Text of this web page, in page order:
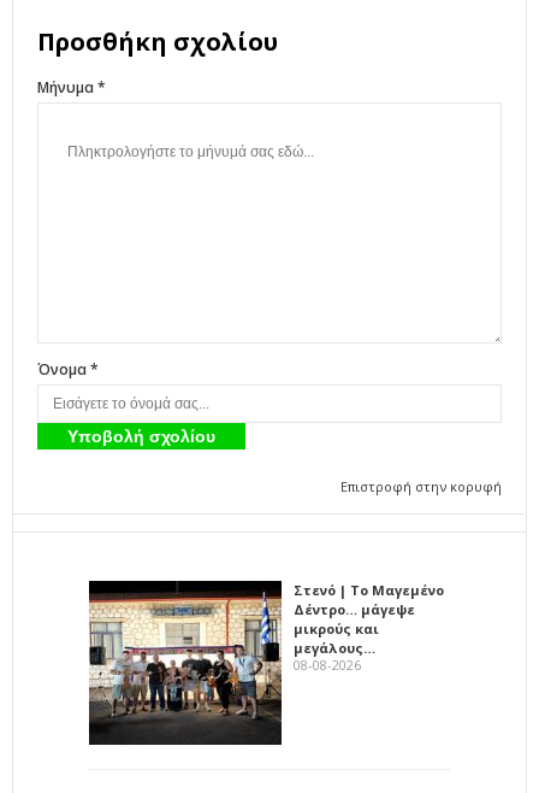
Προσθήκη σχολίου
Μήνυμα *
Όνομα *
Επιστροφή στην κορυφή
Στενό | Το Μαγεμένο
Δέντρο… μάγεψε
μικρούς και
μεγάλους…
08-08-2026